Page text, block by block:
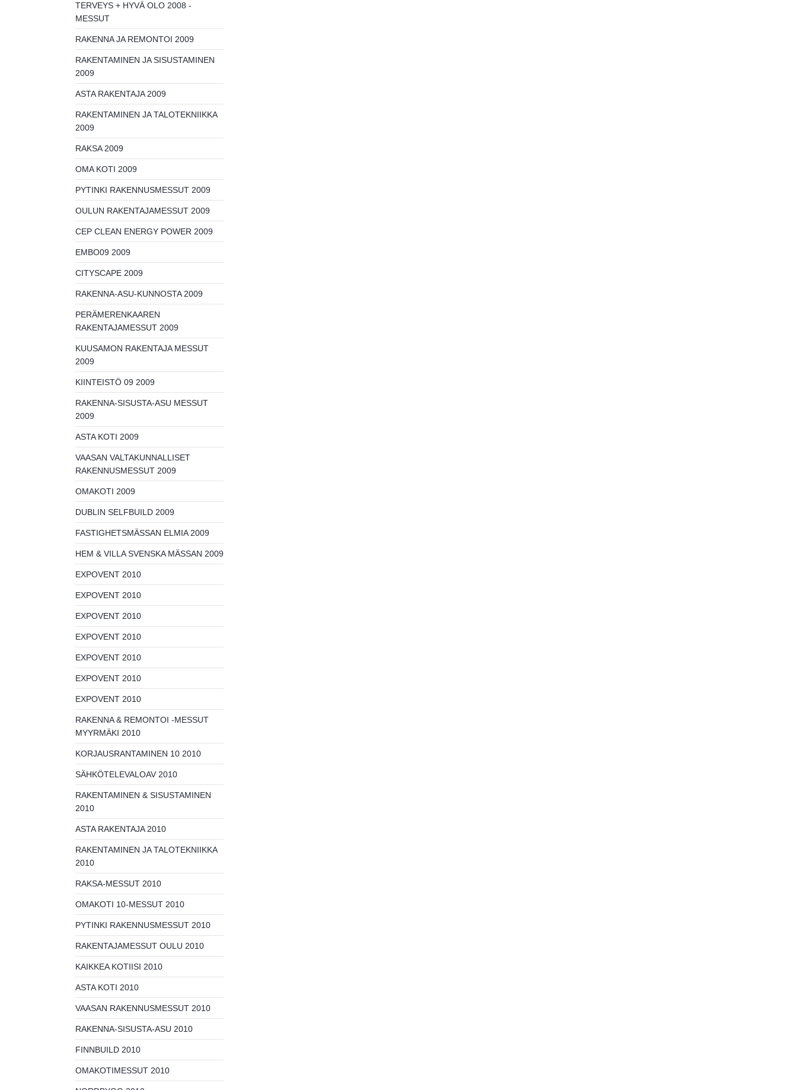
TERVEYS + HYVÄ OLO 2008 -
MESSUT
RAKENNA JA REMONTOI 2009
RAKENTAMINEN JA SISUSTAMINEN
2009
ASTA RAKENTAJA 2009
RAKENTAMINEN JA TALOTEKNIIKKA
2009
RAKSA 2009
OMA KOTI 2009
PYTINKI RAKENNUSMESSUT 2009
OULUN RAKENTAJAMESSUT 2009
CEP CLEAN ENERGY POWER 2009
EMBO09 2009
CITYSCAPE 2009
RAKENNA-ASU-KUNNOSTA 2009
PERÄMERENKAAREN
RAKENTAJAMESSUT 2009
KUUSAMON RAKENTAJA MESSUT
2009
KIINTEISTÖ 09 2009
RAKENNA-SISUSTA-ASU MESSUT
2009
ASTA KOTI 2009
VAASAN VALTAKUNNALLISET
RAKENNUSMESSUT 2009
OMAKOTI 2009
DUBLIN SELFBUILD 2009
FASTIGHETSMÄSSAN ELMIA 2009
HEM & VILLA SVENSKA MÄSSAN 2009
EXPOVENT 2010
EXPOVENT 2010
EXPOVENT 2010
EXPOVENT 2010
EXPOVENT 2010
EXPOVENT 2010
EXPOVENT 2010
RAKENNA & REMONTOI -MESSUT
MYYRMÄKI 2010
KORJAUSRANTAMINEN 10 2010
SÄHKÖTELEVALOAV 2010
RAKENTAMINEN & SISUSTAMINEN
2010
ASTA RAKENTAJA 2010
RAKENTAMINEN JA TALOTEKNIIKKA
2010
RAKSA-MESSUT 2010
OMAKOTI 10-MESSUT 2010
PYTINKI RAKENNUSMESSUT 2010
RAKENTAJAMESSUT OULU 2010
KAIKKEA KOTIISI 2010
ASTA KOTI 2010
VAASAN RAKENNUSMESSUT 2010
RAKENNA-SISUSTA-ASU 2010
FINNBUILD 2010
OMAKOTIMESSUT 2010